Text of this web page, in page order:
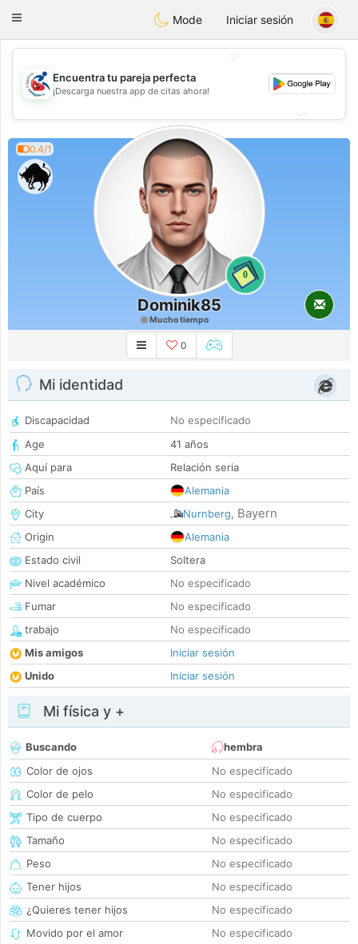
Handi Space
Toggle
Mode Iniciar sesión
💖
💕
Encuentra tu pareja perfecta
¡Descarga nuestra app de citas ahora!
0.4/1
0
Dominik85
Mucho tiempo
0
Mi identidad
Discapacidad
No especificado
Age
41 años
Aquí para
Relación seria
País
Alemania
City
Nurnberg, Bayern
Origin
Alemania
Estado civil
Soltera
Nivel académico
No especificado
Fumar
No especificado
trabajo
No especificado
Mis amigos
Iniciar sesión
Unido
Iniciar sesión
Mi física y +
Buscando
hembra
Color de ojos
No especificado
Color de pelo
No especificado
Tipo de cuerpo
No especificado
Tamaño
No especificado
Peso
No especificado
Tener hijos
No especificado
¿Quieres tener hijos
No especificado
Movido por el amor
No especificado